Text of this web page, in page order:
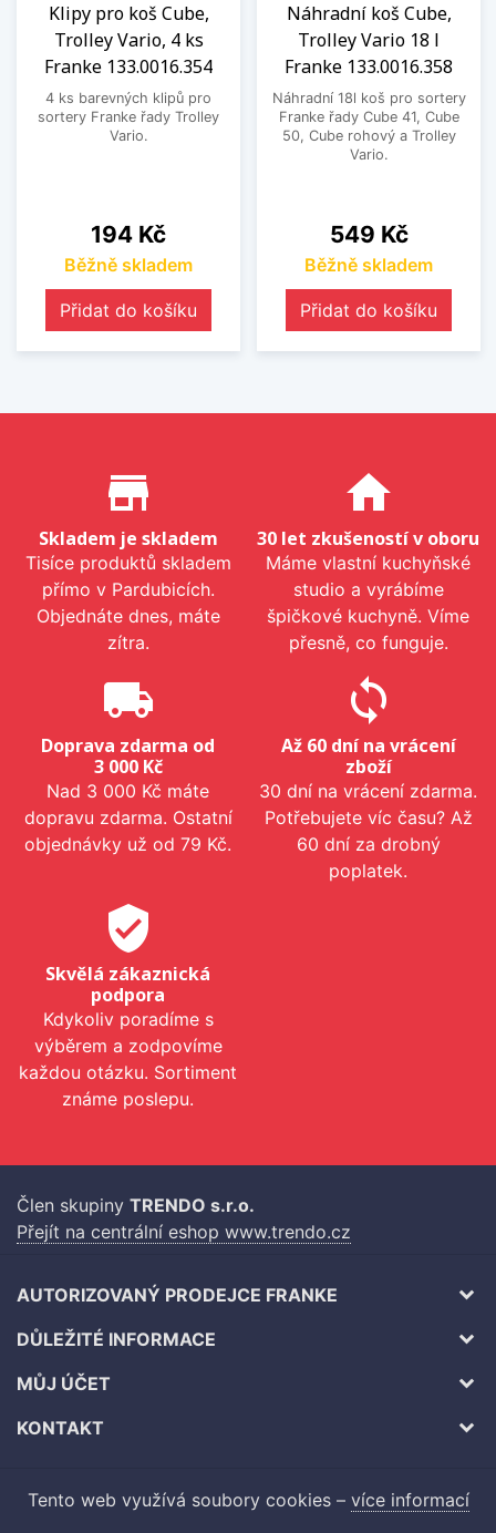
Klipy pro koš Cube,
Trolley Vario, 4 ks
Franke 133.0016.354
4 ks barevných klipů pro
sortery Franke řady Trolley
Vario.
Cena
194 Kč
Běžně skladem
Přidat do košíku
Náhradní koš Cube,
Trolley Vario 18 l
Franke 133.0016.358
Náhradní 18l koš pro sortery
Franke řady Cube 41, Cube
50, Cube rohový a Trolley
Vario.
Cena
549 Kč
Běžně skladem
Přidat do košíku
Proč nakupovat u nás?
store_mall_directory
Skladem je skladem
Tisíce produktů skladem
přímo v Pardubicích.
Objednáte dnes, máte
zítra.
home
30 let zkušeností v oboru
Máme vlastní kuchyňské
studio a vyrábíme
špičkové kuchyně. Víme
přesně, co funguje.
local_shipping
Doprava zdarma od
3 000 Kč
Nad 3 000 Kč máte
dopravu zdarma. Ostatní
objednávky už od 79 Kč.
sync
Až 60 dní na vrácení
zboží
30 dní na vrácení zdarma.
Potřebujete víc času? Až
60 dní za drobný
poplatek.
verified_user
Skvělá zákaznická
podpora
Kdykoliv poradíme s
výběrem a zodpovíme
každou otázku. Sortiment
známe poslepu.
Člen skupiny TRENDO s.r.o.
Přejít na centrální eshop www.trendo.cz
AUTORIZOVANÝ PRODEJCE FRANKE
DŮLEŽITÉ INFORMACE
MŮJ ÚČET
KONTAKT
Tento web využívá soubory cookies – více informací